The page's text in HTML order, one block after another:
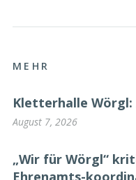
MEHR
Kletterhalle
August 7, 2026
„Wir für Wörgl“
Ehrenamts-